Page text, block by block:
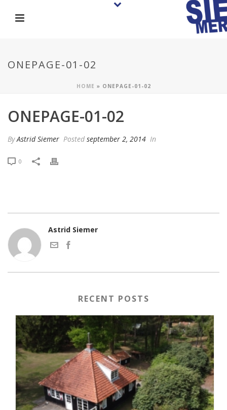
ONEPAGE-01-02
HOME » ONEPAGE-01-02
ONEPAGE-01-02
ByAstrid Siemer Posted september 2, 2014 In
0
Astrid Siemer
RECENT POSTS